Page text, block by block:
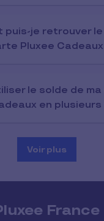
puis-je retrouver
Pluxee
le solde de
en
Voir plus
France